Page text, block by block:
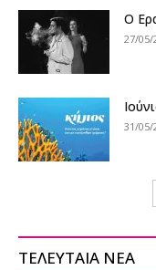
Ο
27/05/
31/05/
ΤΕΛΕΥΤΑΙΑ ΝΕΑ